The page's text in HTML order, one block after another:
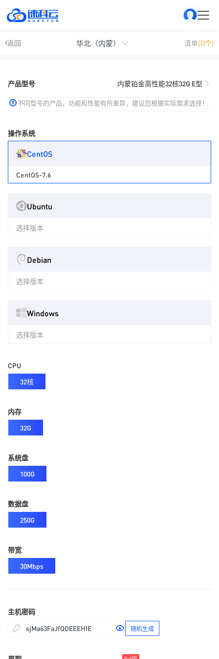
返回 华北（内蒙） 清单(0个)
产品型号 内蒙铂金高性能32核32G E型
不同型号的产品，功能和性能有所差异，建议您根据实际需求选择！
操作系统
CentOS
CentOS-7.6
Ubuntu
选择版本
Debian
选择版本
Windows
选择版本
CPU
32核
内存
32G
系统盘
100G
数据盘
250G
带宽
30Mbps
主机密码
随机生成